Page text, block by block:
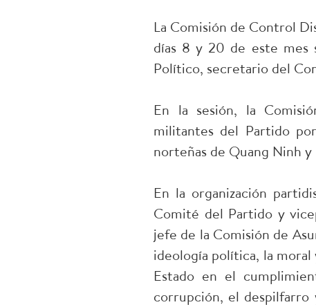
La Comisión de Control
días 8 y 20 de este mes
Político, secretario del
En la sesión, la
militantes del Partido
norteñas de Quang Ninh y
En la organización
Comité del Partido y
jefe de la Comisión de
ideología política, la
Estado en el
corrupción, el despilfarro